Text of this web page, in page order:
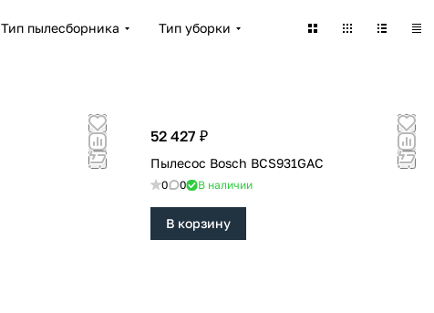
Тип пылесборника Тип уборки
52 427 ₽
Пылесос Bosch BCS931GAC
0 0 В наличии
В корзину